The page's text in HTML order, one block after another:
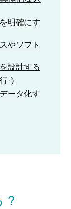
明確にす
やソフト
設計する
う
ータ化す